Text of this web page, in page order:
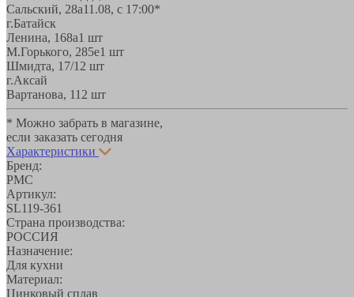
Сальский, 28a11.08, с 17:00*
г.Батайск
Ленина, 168а1 шт
М.Горького, 285е1 шт
Шмидта, 17/1 2 шт
г.Аксай
Вартанова, 11 2 шт
* Можно забрать в магазине,
если заказать сегодня
Характеристики
Бренд:
РМС
Артикул:
SL119-361
Страна производства:
РОССИЯ
Назначение:
Для кухни
Материал:
Цинковый сплав